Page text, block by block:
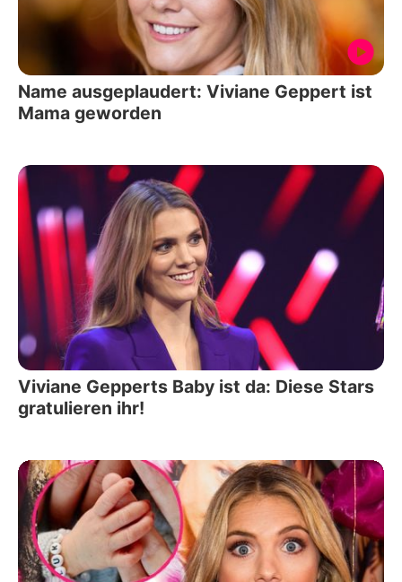
Name ausgeplaudert: Viviane Geppert ist
Mama geworden
Viviane Gepperts Baby ist da: Diese Stars
gratulieren ihr!